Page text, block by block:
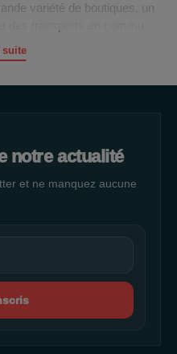
variété de boutiques, un
expérience de shopping
des articles de mode,
maison ou de la décoration,
offrir à tous les goûts. Vous
telles que Micromania,
sélection diversifiée de
de tel qu'une pause
Les restaurants de La
suite
notre actualité
et ne manquez aucune